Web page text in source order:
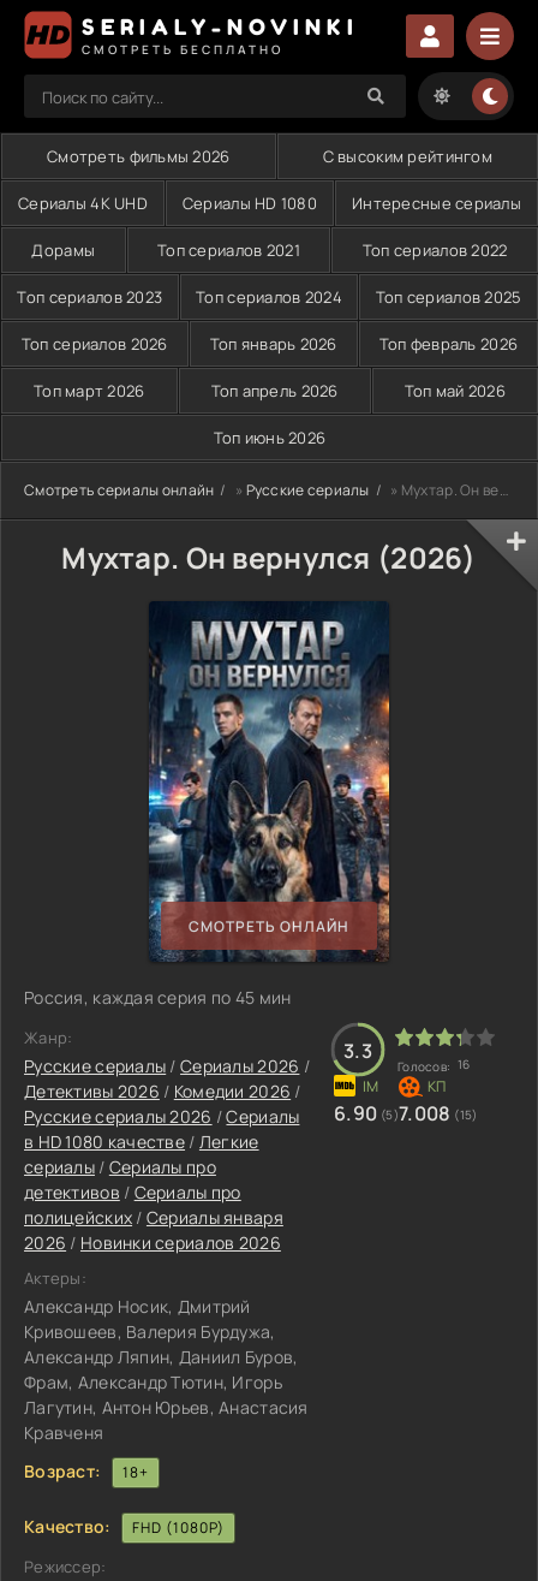
SERIALY-NOVINKI
СМОТРЕТЬ БЕСПЛАТНО
Смотреть фильмы 2026 С высоким рейтингом
Сериалы 4K UHD Сериалы HD 1080 Интересные сериалы
Дорамы Топ сериалов 2021 Топ сериалов 2022
Топ сериалов 2023 Топ сериалов 2024 Топ сериалов 2025
Топ сериалов 2026 Топ январь 2026 Топ февраль 2026
Топ март 2026 Топ апрель 2026 Топ май 2026
Топ июнь 2026
Смотреть сериалы онлайн » Русские сериалы » Мухтар. Он вернулся (2026)
Мухтар. Он вернулся (2026)
СМОТРЕТЬ ОНЛАЙН
Россия, каждая серия по 45 мин
Жанр:
Русские сериалы /Сериалы 2026 /
Детективы 2026 / Комедии 2026 /
Русские сериалы 2026 /Сериалы
в HD 1080 качестве / Легкие
сериалы/ Сериалы про
детективов / Сериалы про
полицейских / Сериалы января
2026 / Новинки сериалов 2026
Актеры:
Александр Носик, Дмитрий
Кривошеев, Валерия Бурдужа,
Александр Ляпин, Даниил Буров,
Фрам, Александр Тютин, Игорь
Лагутин, Антон Юрьев, Анастасия
Кравченя
Возраст:
18+
3.3
Голосов: 16
6.90 (5)7.008 (15)
Качество: FHD (1080P)
Режиссер: